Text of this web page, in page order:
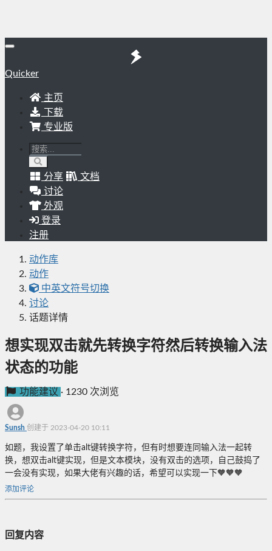
Quicker
主页
下载
专业版
分享
文档
讨论
外观
登录
注册
动作库
动作
中英文符号切换
讨论
话题详情
想实现双击就先转换字符然后转换输入法
状态的功能
功能建议 · 1230 次浏览
Sunsh 创建于 2023-04-20 10:11
如题，我设置了单击alt键转换字符，但有时想要连同输入法一起转
换，想双击alt键实现，但是文本模块，没有双击的选项，自己鼓捣了
一会没有实现，如果大佬有兴趣的话，希望可以实现一下🧡🧡🧡
添加评论
回复内容